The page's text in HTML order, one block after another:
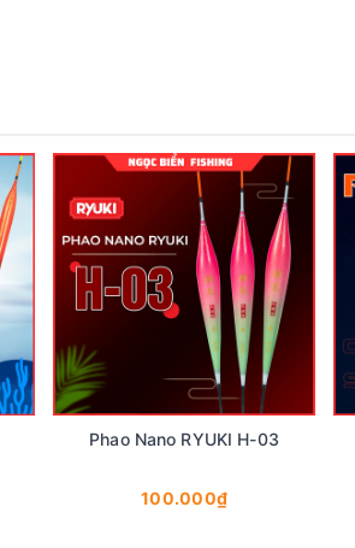
Phao Nano RYUKI H-03
100.000₫